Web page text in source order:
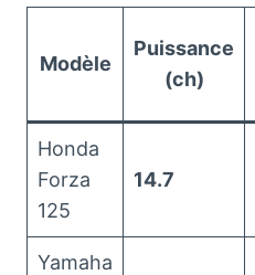
Modèle
Puissance
(ch)
Honda
Forza
125
14.7
Yamaha